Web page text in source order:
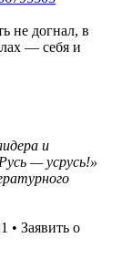
не догнал, в
— себя и
и
— усрусь!»
Заявить о